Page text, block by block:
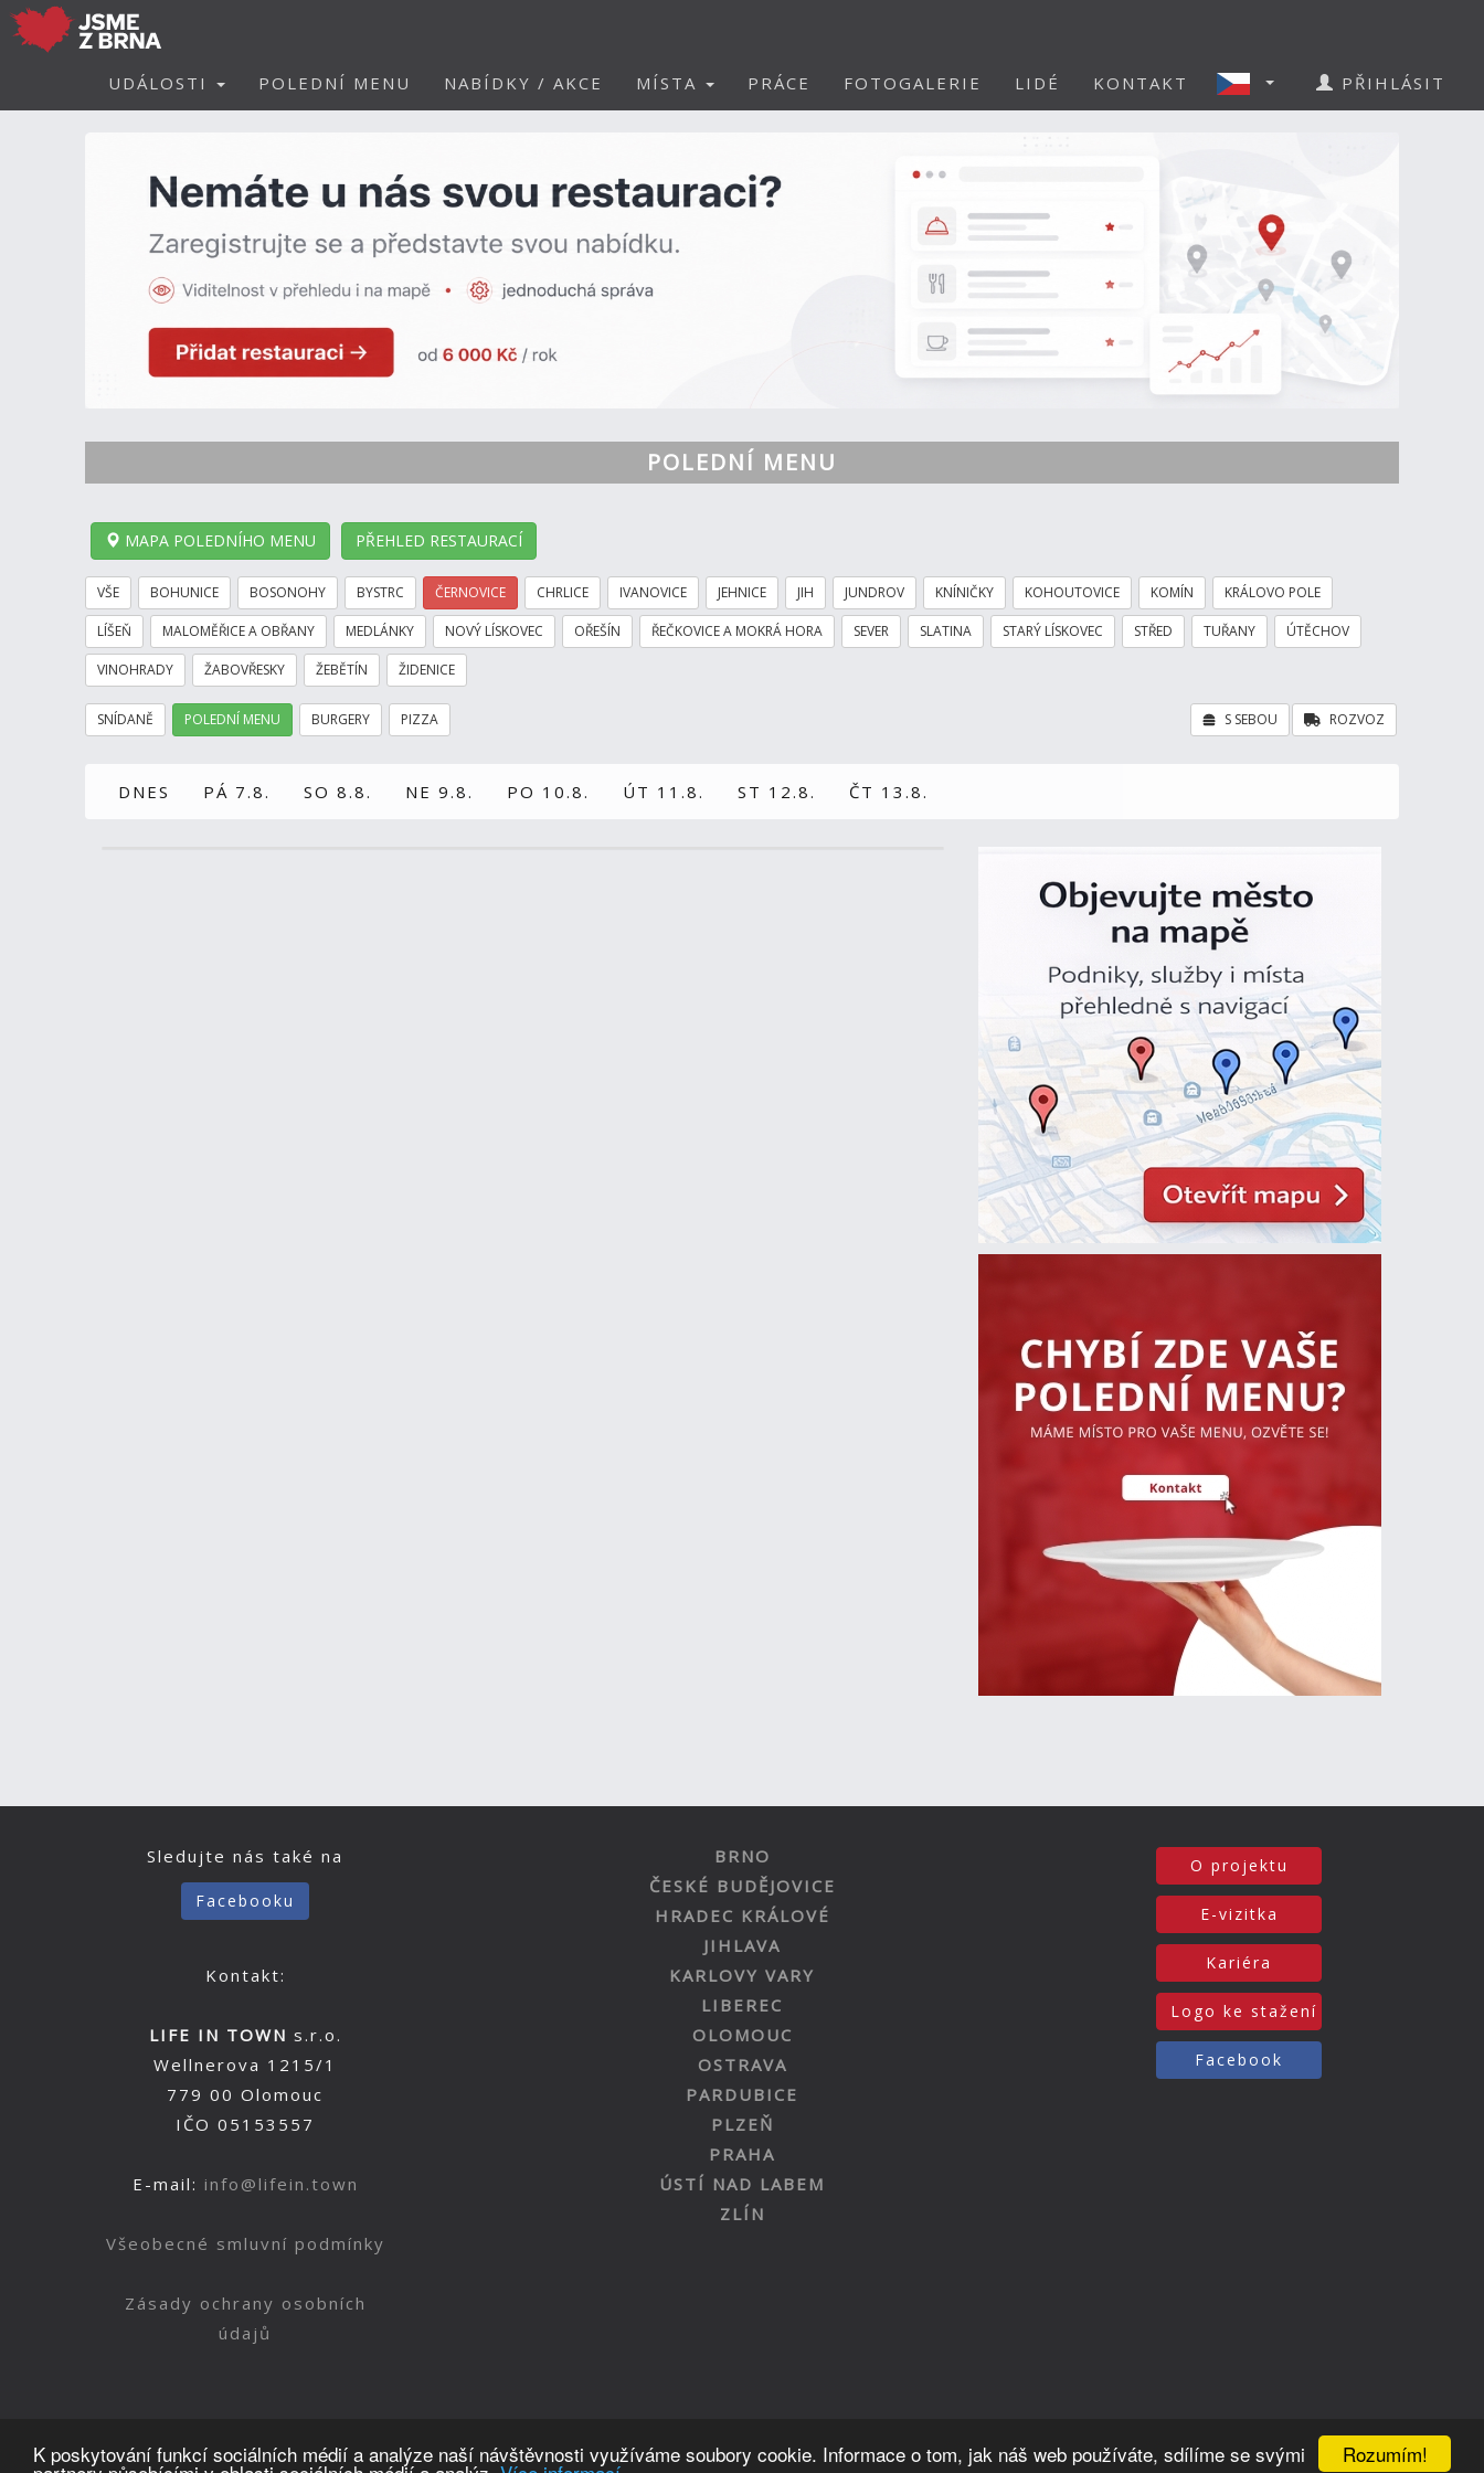
Rozumím!
K poskytování funkcí sociálních médií a analýze naší návštěvnosti využíváme soubory cookie. Informace o tom, jak náš web používáte, sdílíme se svými
UDÁLOSTI POLEDNÍ MENU NABÍDKY / AKCE MÍSTA PRÁCE FOTOGALERIE LIDÉ KONTAKT PŘIHLÁSIT
POLEDNÍ MENU
MAPA POLEDNÍHO MENU PŘEHLED RESTAURACÍ
VŠE BOHUNICE BOSONOHY BYSTRC ČERNOVICE CHRLICE IVANOVICE JEHNICE JIH JUNDROV KNÍNIČKY KOHOUTOVICE KOMÍN KRÁLOVO POLE
LÍŠEŇ MALOMĚŘICE A OBŘANY MEDLÁNKY NOVÝ LÍSKOVEC OŘEŠÍN ŘEČKOVICE A MOKRÁ HORA SEVER SLATINA STARÝ LÍSKOVEC STŘED TUŘANY ÚTĚCHOV
VINOHRADY ŽABOVŘESKY ŽEBĚTÍN ŽIDENICE
SNÍDANĚ POLEDNÍ MENU BURGERY PIZZA ROZVOZ
S SEBOU
DNES PÁ 7.8. SO 8.8. NE 9.8. PO 10.8. ÚT 11.8. ST 12.8. ČT 13.8.
Sledujte nás také na
Facebooku
Kontakt:
LIFE IN TOWN s.r.o.
Wellnerova 1215/1
779 00 Olomouc
IČO 05153557
E-mail: info@lifein.town
Všeobecné smluvní podmínky
Zásady ochrany osobních
údajů
BRNO
ČESKÉ BUDĚJOVICE
HRADEC KRÁLOVÉ
JIHLAVA
KARLOVY VARY
LIBEREC
OLOMOUC
OSTRAVA
PARDUBICE
PLZEŇ
PRAHA
ÚSTÍ NAD LABEM
ZLÍN
O projektu
E-vizitka
Kariéra
Logo ke stažení
Facebook
Nahoru